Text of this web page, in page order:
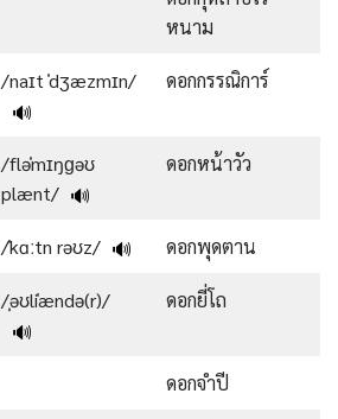
หนาม
/naɪt ˈdʒæzmɪn/
🔊
ดอกกรรณิการ์
/fləˈmɪŋɡəʊ
plænt/ 🔊
ดอกหน้าวัว
/ˈkɑːtn rəʊz/ 🔊 ดอกพุดตาน
/ˌəʊliˈændə(r)/
🔊
ดอกยี่โถ
ดอกจำปี